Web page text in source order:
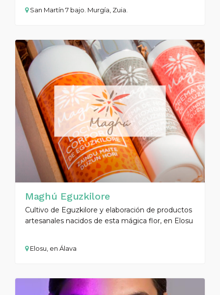
San Martín 7 bajo. Murgía, Zuia.
Maghú Eguzkilore
Cultivo de Eguzkilore y elaboración de productos
artesanales nacidos de esta mágica flor, en Elosu
Elosu, en Álava